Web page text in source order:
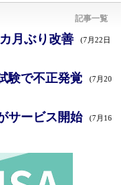
記事一覧
月ぶり改善 (7月22日
験で不正発覚
(7月20
サービス開始
(7月16